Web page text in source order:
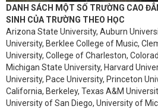
DANH SÁCH MỘT SỐ TRƯỜNG CAO
SINH CỦA TRƯỜNG THEO HỌC
Arizona State University, Auburn
University, Berklee College of Music,
University, College of Charleston,
Michigan State University, Harvard
University, Pace University, Princeton
California, Berkeley, Texas A&M
University of San Diego, University of